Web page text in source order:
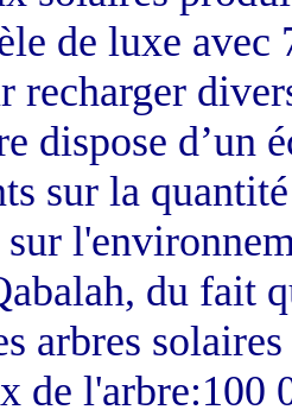
de luxe
recharger
dispose d’un
sur la
sur
du fait
arbres
de l'arbre:100